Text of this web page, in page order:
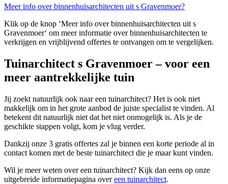
Meer info over binnenhuisarchitecten uit s Gravenmoer?
Klik op de knop ‘Meer info over binnenhuisarchitecten uit s
Gravenmoer‘ om meer informatie over binnenhuisarchitecten te
verkrijgen en vrijblijvend offertes te ontvangen om te vergelijken.
Tuinarchitect s Gravenmoer – voor een
meer aantrekkelijke tuin
Jij zoekt natuurlijk ook naar een tuinarchitect? Het is ook niet
makkelijk om in het grote aanbod de juiste specialist te vinden. Al
betekent dit natuurlijk niet dat het niet onmogelijk is. Als je de
geschikte stappen volgt, kom je vlug verder.
Dankzij onze 3 gratis offertes zal je binnen een korte periode al in
contact komen met de beste tuinarchitect die je maar kunt vinden.
Wil je meer weten over een tuinarchitect? Kijk dan eens op onze
uitgebreide informatiepagina overeen tuinarchitect.